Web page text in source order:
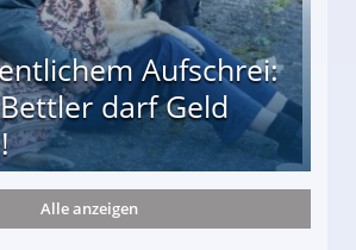
Aufschrei:
darf Geld
Alle anzeigen